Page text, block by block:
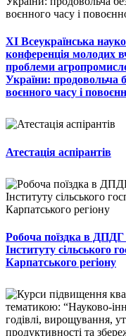
ХІ Всеукраїнська
конференція молодих
проблеми
України: продовольча
воєнного часу і
Атестація аспірантів
Робоча поїздка в
Інституту сільського
Карпатського регіону